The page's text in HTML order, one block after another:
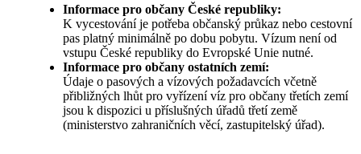
Informace pro občany České republiky:
K vycestování je potřeba občanský průkaz nebo cestovní
pas platný minimálně po dobu pobytu. Vízum není od
vstupu České republiky do Evropské Unie nutné.
Informace pro občany ostatních zemí:
Údaje o pasových a vízových požadavcích včetně
přibližných lhůt pro vyřízení víz pro občany třetích zemí
jsou k dispozici u příslušných úřadů třetí země
(ministerstvo zahraničních věcí, zastupitelský úřad).